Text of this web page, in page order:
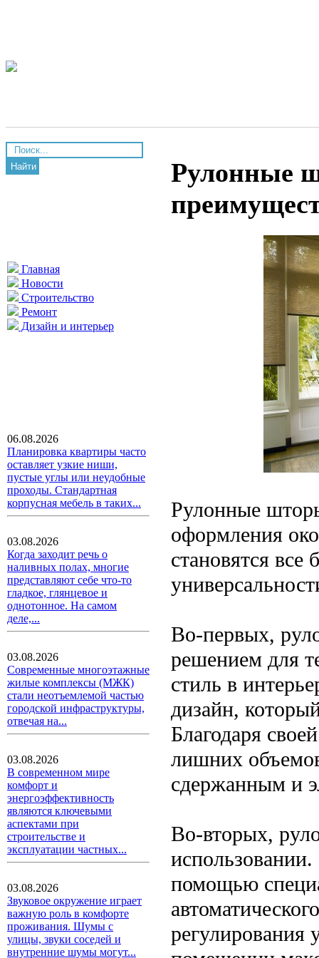
Найти
Главная
Новости
Строительство
Ремонт
Дизайн и интерьер
06.08.2026
Планировка квартиры часто
оставляет узкие ниши,
пустые углы или неудобные
проходы. Стандартная
корпусная мебель в таких...
03.08.2026
Когда заходит речь о
наливных полах, многие
представляют себе что-то
гладкое, глянцевое и
однотонное. На самом
деле,...
03.08.2026
Современные многоэтажные
жилые комплексы (МЖК)
стали неотъемлемой частью
городской инфраструктуры,
отвечая на...
03.08.2026
В современном мире
комфорт и
энергоэффективность
являются ключевыми
аспектами при
строительстве и
эксплуатации частных...
03.08.2026
Звуковое окружение играет
важную роль в комфорте
проживания. Шумы с
улицы, звуки соседей и
внутренние шумы могут...
Рулонные
Рулонные
оформления
становятся
Во-первых,
решением для
стиль в
дизайн,
Благодаря
лишних
сдержанным и
Во-вторых,
помощью
регулирования